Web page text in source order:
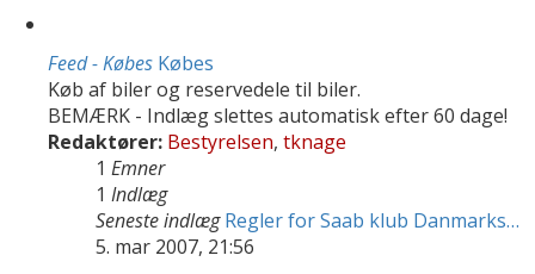
Feed - Købes Købes
Køb af biler og reservedele til biler.
BEMÆRK - Indlæg slettes automatisk efter 60 dage!
Redaktører: Bestyrelsen, tknage
1 Emner
1 Indlæg
Seneste indlæg Regler for Saab klub Danmarks…
5. mar 2007, 21:56